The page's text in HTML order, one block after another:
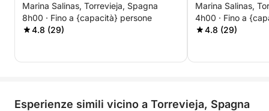
meridionale
Marina Salinas, Torrevieja, Spagna
8h00 · Fino a {capacità} persone
4.8 (29)
Costa Blanca
Marina Salinas,
4h00 · Fino a
4.8 (29)
Esperienze simili vicino a Torrevieja, Spagna